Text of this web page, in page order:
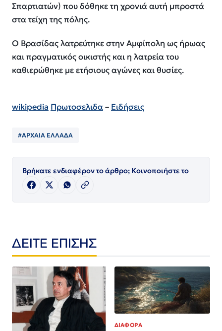
Σπαρτιατών) που δόθηκε τη χρονιά αυτή μπροστά
στα τείχη της πόλης.
Ο Βρασίδας λατρεύτηκε στην Αμφίπολη ως ήρωας
και πραγματικός οικιστής και η λατρεία του
καθιερώθηκε με ετήσιους αγώνες και θυσίες.
wikipedia Πρωτοσελιδα– Ειδήσεις
#ΑΡΧΑΙΑ ΕΛΛΑΔΑ
Βρήκατε ενδιαφέρον το άρθρο; Κοινοποιήστε το
ΔΕΙΤΕ ΕΠΙΣΗΣ
ΔΙΑΦΟΡΑ